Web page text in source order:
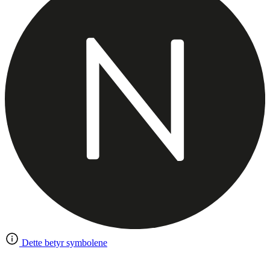
Dette betyr symbolene